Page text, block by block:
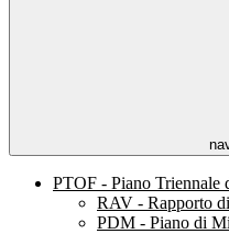
PTOF - Piano Triennale
RAV - Rapporto
PDM - Piano di